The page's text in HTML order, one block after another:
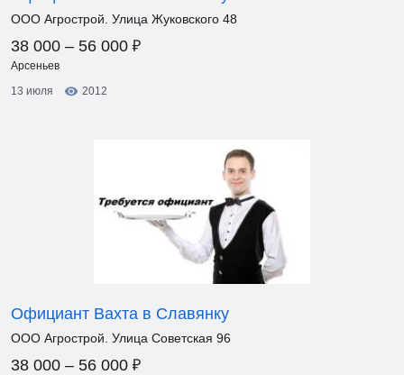
ООО Агрострой. Улица Жуковского 48
38 000 – 56 000 ₽
Арсеньев
13 июля
2012
Официант Вахта в Славянку
ООО Агрострой. Улица Советская 96
38 000 – 56 000 ₽